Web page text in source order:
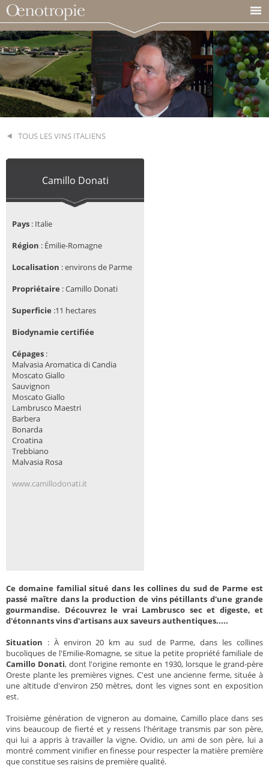
TOUS LES VINS ITALIENS
Camillo Donati
Pays : Italie
Région : Émilie-Romagne
Localisation :environs de Parme
Propriétaire :Camillo Donati
Superficie :11 hectares
Biodynamie certifiée
Cépages :
Malvasia Aromatica di Candia
Moscato Giallo
Sauvignon
Moscato Giallo
Lambrusco Maestri
Barbera
Bonarda
Croatina
Trebbiano
Malvasia Rosa
www.camillodonati.it
Ce domaine familial situé dans les collines du sud de Parme est
passé maître dans la production de vins pétillants d'une grande
gourmandise. Découvrez le vrai Lambrusco sec et digeste, et
d'étonnants vins d'artisans aux saveurs authentiques.....
Situation : À environ 20 km au sud de Parme, dans les collines
bucoliques de l'Emilie-Romagne, se situe la petite propriété familiale de
Camillo Donati, dont l'origine remonte en 1930, lorsque le grand-père
Oreste plante les premières vignes. C'est une ancienne ferme, située à
une altitude d'environ 250 mètres, dont les vignes sont en exposition
est.
Troisième génération de vigneron au domaine, Camillo place dans ses
vins beaucoup de fierté et y ressens l'héritage transmis par son père,
qui lui a appris à travailler la vigne. Ovidio, un ami de son père, lui a
montré comment vinifier en finesse pour respecter la matière première
que constitue ses raisins de première qualité.